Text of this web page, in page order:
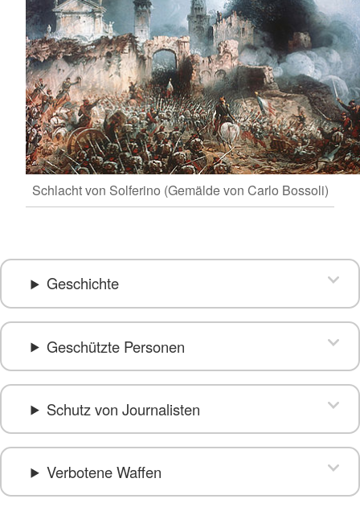
Schlacht von Solferino (Gemälde von Carlo Bossoli)
Geschichte
Geschützte Personen
Schutz von Journalisten
Verbotene Waffen